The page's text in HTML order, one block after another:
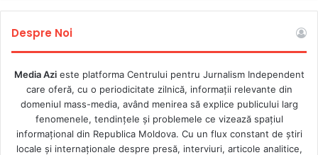
Despre Noi
Media Azieste platforma Centrului pentru Jurnalism Independent
care oferă, cu o periodicitate zilnică, informații relevante din
domeniul mass-media, având menirea să explice publicului larg
fenomenele, tendințele și problemele ce vizează spațiul
informațional din Republica Moldova. Cu un flux constant de ştiri
locale şi internaţionale despre presă, interviuri, articole analitice,